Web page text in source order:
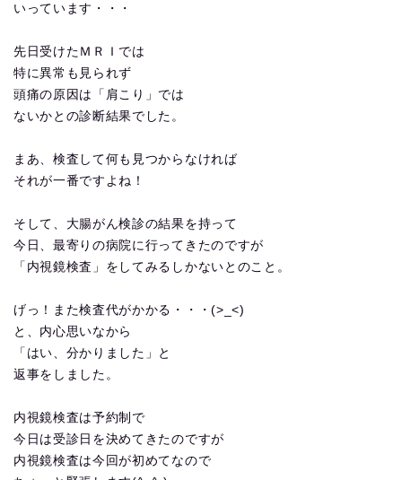
いっています・・・
先日受けたＭＲＩでは
特に異常も見られず
頭痛の原因は「肩こり」では
ないかとの診断結果でした。
まあ、検査して何も見つからなければ
それが一番ですよね！
そして、大腸がん検診の結果を持って
今日、最寄りの病院に行ってきたのですが
「内視鏡検査」をしてみるしかないとのこと。
げっ！また検査代がかかる・・・(>_<)
と、内心思いなから
「はい、分かりました」と
返事をしました。
内視鏡検査は予約制で
今日は受診日を決めてきたのですが
内視鏡検査は今回が初めてなので